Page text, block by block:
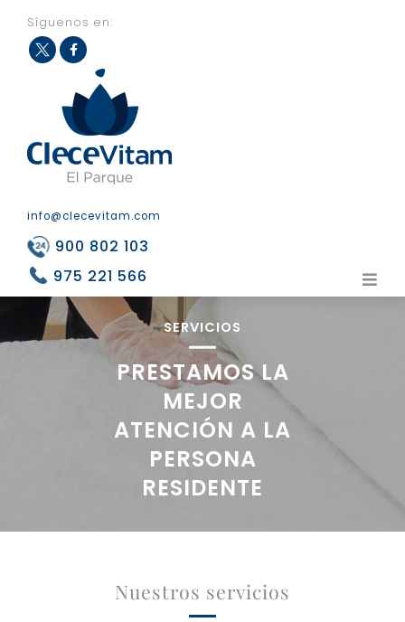
Síguenos en:
eb
ook
info@clecevitam.com
900 802 103
975 221 566
SERVICIOS
PRESTAMOS LA
MEJOR
ATENCIÓN A LA
PERSONA
RESIDENTE
Nuestros servicios